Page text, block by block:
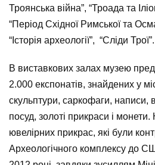
Троянська війна”, “Троада та
“Період Східної Римської та
“Історія археології”, “Сліди Трої”.
В виставкових залах музею
2.000 експонатів, знайдених у
скульптури, саркофаги, написи,
посуд, золоті прикраси і монети.
ювелірних прикрас, які були
Археологічного комплексу до